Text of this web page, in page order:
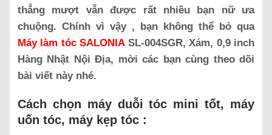
thẳng mượt vẫn được rất nhiều bạn nữ ưa
chuộng. Chính vì vậy , bạn không thể bỏ qua
Máy làm tóc SALONIASL-004SGR, Xám, 0,9 inch
Hàng Nhật Nội Địa, mời các bạn cùng theo dõi
bài viết này nhé.
Cách chọn máy duỗi tóc mini tốt, máy
uốn tóc, máy kẹp tóc :